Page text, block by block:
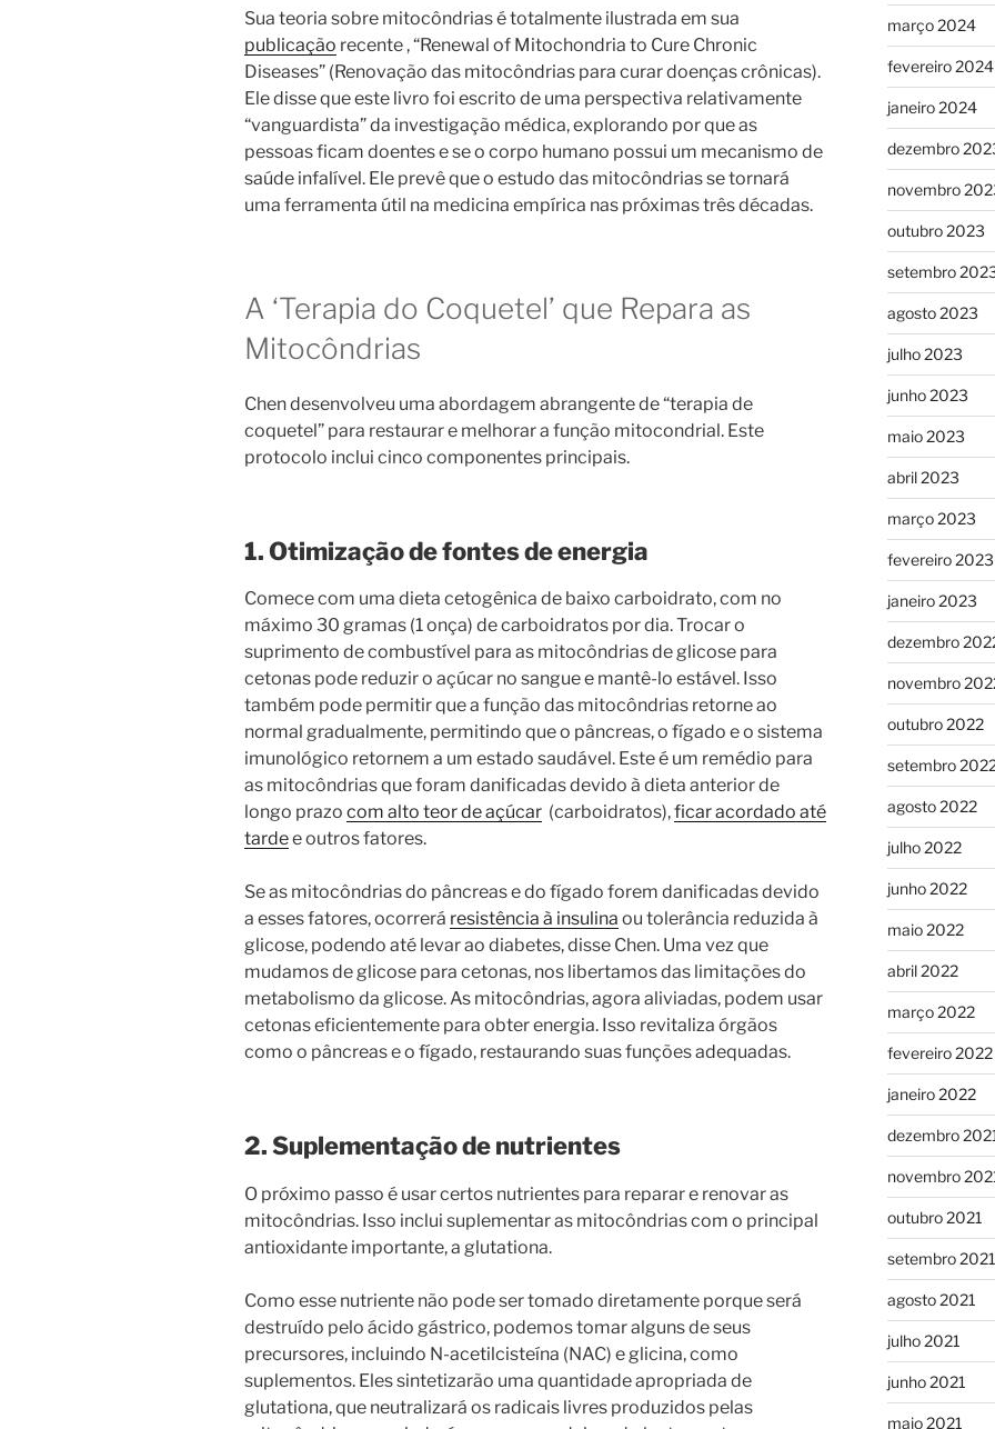
Sua teoria sobre mitocôndrias é totalmente ilustrada em sua
publicação recente , “Renewal of Mitochondria to Cure Chronic
Diseases” (Renovação das mitocôndrias para curar doenças crônicas).
Ele disse que este livro foi escrito de uma perspectiva relativamente
“vanguardista” da investigação médica, explorando por que as
pessoas ficam doentes e se o corpo humano possui um mecanismo de
saúde infalível. Ele prevê que o estudo das mitocôndrias se tornará
uma ferramenta útil na medicina empírica nas próximas três décadas.
A ‘Terapia do Coquetel’ que Repara as
Mitocôndrias
Chen desenvolveu uma abordagem abrangente de “terapia de
coquetel” para restaurar e melhorar a função mitocondrial. Este
protocolo inclui cinco componentes principais.
1. Otimização de fontes de energia
Comece com uma dieta cetogênica de baixo carboidrato, com no
máximo 30 gramas (1 onça) de carboidratos por dia. Trocar o
suprimento de combustível para as mitocôndrias de glicose para
cetonas pode reduzir o açúcar no sangue e mantê-lo estável. Isso
também pode permitir que a função das mitocôndrias retorne ao
normal gradualmente, permitindo que o pâncreas, o fígado e o sistema
imunológico retornem a um estado saudável. Este é um remédio para
as mitocôndrias que foram danificadas devido à dieta anterior de
longo prazo com alto teor de açúcar (carboidratos),ficar acordado até
tardee outros fatores.
Se as mitocôndrias do pâncreas e do fígado forem danificadas devido
a esses fatores, ocorrerá resistência à insulina ou tolerância reduzida à
glicose, podendo até levar ao diabetes, disse Chen. Uma vez que
mudamos de glicose para cetonas, nos libertamos das limitações do
metabolismo da glicose. As mitocôndrias, agora aliviadas, podem usar
cetonas eficientemente para obter energia. Isso revitaliza órgãos
como o pâncreas e o fígado, restaurando suas funções adequadas.
2. Suplementação de nutrientes
O próximo passo é usar certos nutrientes para reparar e renovar as
mitocôndrias. Isso inclui suplementar as mitocôndrias com o principal
antioxidante importante, a glutationa.
Como esse nutriente não pode ser tomado diretamente porque será
destruído pelo ácido gástrico, podemos tomar alguns de seus
precursores, incluindo N-acetilcisteína (NAC) e glicina, como
suplementos. Eles sintetizarão uma quantidade apropriada de
glutationa, que neutralizará os radicais livres produzidos pelas
março 2024
fevereiro 2024
janeiro 2024
dezembro
novembro
outubro 2023
setembro
agosto 2023
julho 2023
junho 2023
maio 2023
abril 2023
março 2023
fevereiro 2023
janeiro 2023
dezembro
novembro
outubro 2022
setembro
agosto 2022
julho 2022
junho 2022
maio 2022
abril 2022
março 2022
fevereiro 2022
janeiro 2022
dezembro
novembro
outubro 2021
setembro 2021
agosto 2021
julho 2021
junho 2021
maio 2021